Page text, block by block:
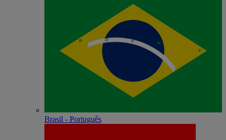
Brasil - Português